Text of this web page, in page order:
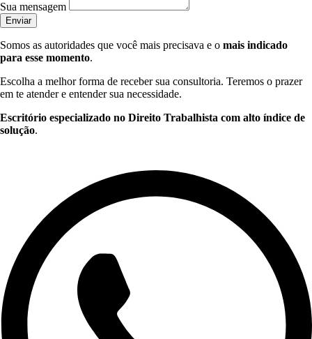
Sua mensagem
Enviar
Somos as autoridades que você mais precisava e o mais indicado
para esse momento.
Escolha a melhor forma de receber sua consultoria. Teremos o prazer
em te atender e entender sua necessidade.
Escritório especializado no Direito Trabalhista com alto índice de
solução.